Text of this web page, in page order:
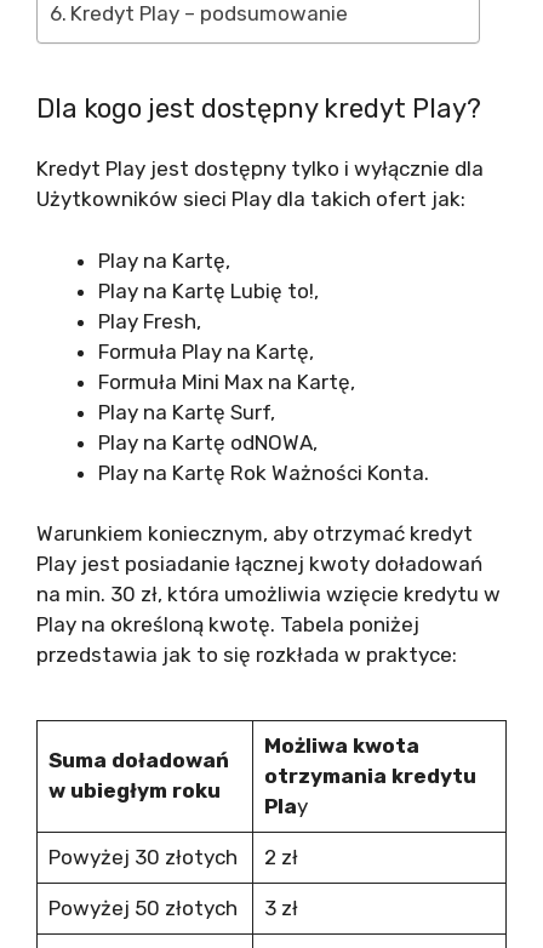
Kredyt Play – podsumowanie
Dla kogo jest dostępny kredyt Play?
Kredyt Play jest dostępny tylko i wyłącznie dla
Użytkowników sieci Play dla takich ofert jak:
Play na Kartę,
Play na Kartę Lubię to!,
Play Fresh,
Formuła Play na Kartę,
Formuła Mini Max na Kartę,
Play na Kartę Surf,
Play na Kartę odNOWA,
Play na Kartę Rok Ważności Konta.
Warunkiem koniecznym, aby otrzymać kredyt
Play jest posiadanie łącznej kwoty doładowań
na min. 30 zł, która umożliwia wzięcie kredytu w
Play na określoną kwotę. Tabela poniżej
przedstawia jak to się rozkłada w praktyce:
Suma doładowań
w ubiegłym roku
Możliwa kwota
otrzymania kredytu
Play
Powyżej 30 złotych 2 zł
Powyżej 50 złotych 3 zł